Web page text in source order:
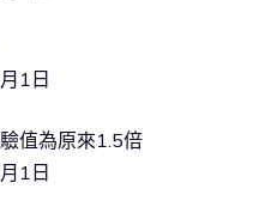
1日
值為原來1.5倍
1日